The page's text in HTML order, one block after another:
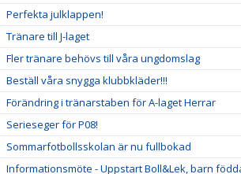
Perfekta julklappen!
Tränare till J-laget
Fler tränare behövs till våra ungdomslag
Beställ våra snygga klubbkläder!!!
Förändring i tränarstaben för A-laget Herrar
Serieseger för P08!
Sommarfotbollsskolan är nu fullbokad
Informationsmöte - Uppstart Boll&Lek, barn